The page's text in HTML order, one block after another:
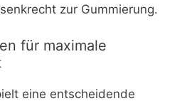
zur Gummierung.
für maximale
eine entscheidende